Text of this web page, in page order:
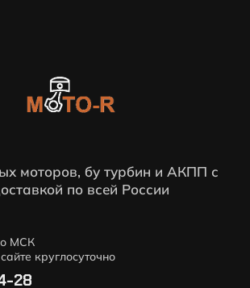
моторов, бу турбин и АКПП с
по всей России
МСК
круглосуточно
28